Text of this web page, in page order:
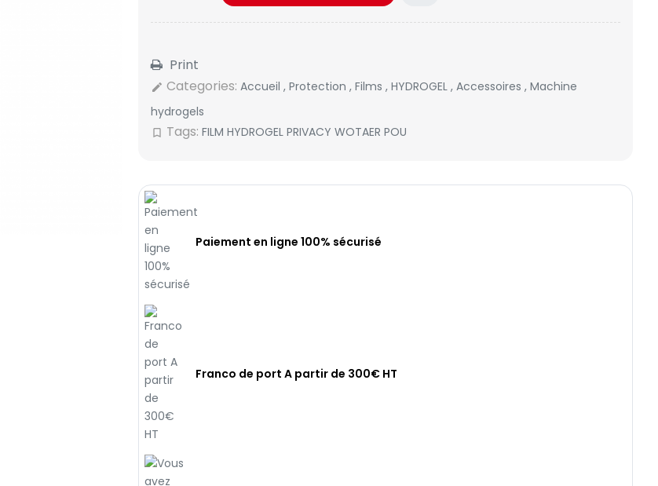
Print
edit Categories: Accueil , Protection , Films , HYDROGEL , Accessoires , Machine
hydrogels
bookmark_border Tags: FILM HYDROGEL PRIVACY WOTAER POU
Paiement en ligne 100% sécurisé
Franco de port A partir de 300€ HT